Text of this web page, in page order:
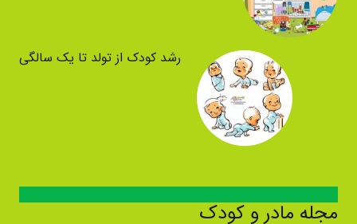
رشد کودک از تولد تا یک سالگی
مجله مادر و کودک